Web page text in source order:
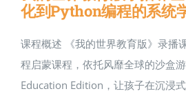
化到Python编程的系统
课程概述 《我的世界教育版》录播
程启蒙课程，依托风靡全球的沙盒
Education Edition，让孩子在沉浸